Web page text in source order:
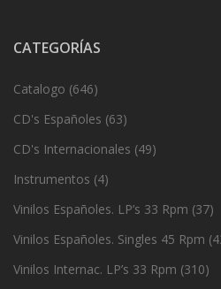
CATEGORÍAS
Catalogo (646)
CD's Españoles (63)
CD's Internacionales (49)
Instrumentos (4)
Vinilos Españoles. LP’s 33 Rpm (37)
Vinilos Españoles. Singles 45 Rpm
Vinilos Internac. LP’s 33 Rpm (310)